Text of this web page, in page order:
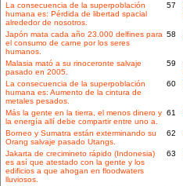
La consecuencia de la superpoblación
humana es: Pérdida de libertad spacial
alrededor de nosotros.
57
Japón mata cada año 23.000 delfines para
el consumo de carne por los seres
humanos.
58
Malasia mató a su rinoceronte salvaje
pasado en 2005.
59
La consecuencia de la superpoblación
humana es: Aumento de la cintura de
metales pesados.
60
Más la gente en la tierra, el menos dinero y
la energía allí debe compartir entre uno a.
61
Borneo y Sumatra están exterminando su
Orang salvaje pasado Utangs.
62
Jakarta de crecimineto rápido (Indonesia)
es así que atestado con la gente y los
edificios a que ahogan en floodwaters
lluviosos.
63